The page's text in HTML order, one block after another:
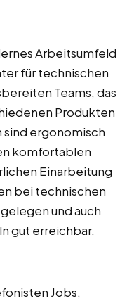
Arbeitsumfeld
für technischen
Teams, das
Produkten
ergonomisch
komfortablen
Einarbeitung
bei technischen
und auch
gut erreichbar.
Jobs,